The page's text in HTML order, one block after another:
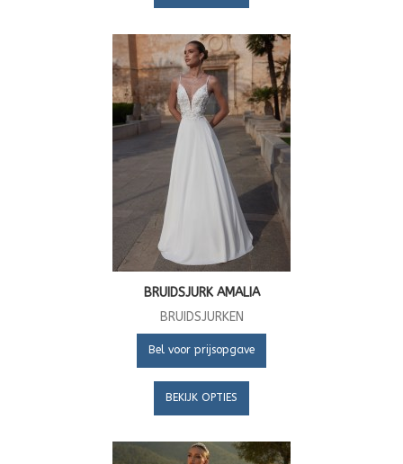
BRUIDSJURK AMALIA
BRUIDSJURKEN
Bel voor prijsopgave
BEKIJK OPTIES